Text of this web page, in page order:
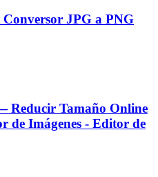
JPG a PNG
Reducir Tamaño Online
de Imágenes - Editor de